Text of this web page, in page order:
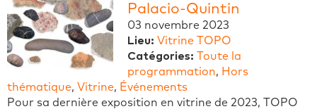
Palacio-Quintin
03 novembre 2023
Lieu: Vitrine TOPO
Catégories: Toute la
programmation, Hors
thématique, Vitrine, Événements
Pour sa dernière exposition en vitrine de 2023, TOPO